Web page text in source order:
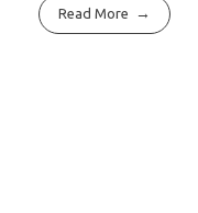
Read More